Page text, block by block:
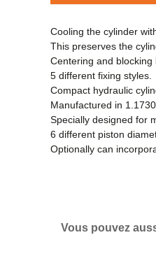
Cooling the cylinder
This preserves the
Centering and blocking
5 different fixing styles.
Compact hydraulic
Manufactured in
Specially designed for
6 different piston
Optionally can
Vous pouvez